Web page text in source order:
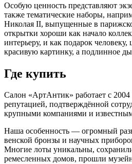
Особую ценность представляют
также тематические наборы,
Николая II, выпущенные в
открытки хороши как начало
интерьеру, и как подарок
красивую картинку, а подлинное
Где купить
Салон «АртАнтик» работает с
репутацией, подтверждённой
крупными компаниями и
Наша особенность — огромный
венской бронзы и научных
Многие лоты уникальны,
ремесленных домов, прошли